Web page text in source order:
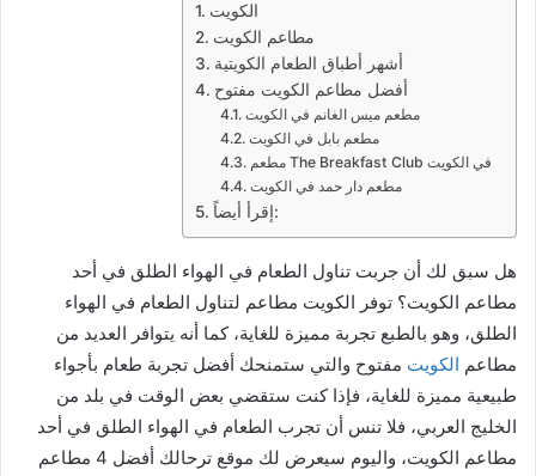
الكويت
مطاعم الكويت
أشهر أطباق الطعام الكويتية
أفضل مطاعم الكويت مفتوح
مطعم ميس الغانم في الكويت
مطعم بابل في الكويت
مطعم The Breakfast Club في الكويت
مطعم دار حمد في الكويت
إقرأ أيضاً:
هل سبق لك أن جربت تناول الطعام في الهواء الطلق في أحد
مطاعم الكويت؟ توفر الكويت مطاعم لتناول الطعام في الهواء
الطلق، وهو بالطبع تجربة مميزة للغاية، كما أنه يتوافر العديد من
مطاعم الكويت مفتوح والتي ستمنحك أفضل تجربة طعام بأجواء
طبيعية مميزة للغاية، فإذا كنت ستقضي بعض الوقت في بلد من
الخليج العربي، فلا تنس أن تجرب الطعام في الهواء الطلق في أحد
مطاعم الكويت، واليوم سيعرض لك موقع ترحالك أفضل 4 مطاعم